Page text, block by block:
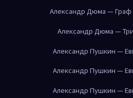
Александр Дюма — Граф
Александр Дюма —
Александр Пушкин —
Александр Пушкин —
Александр Пушкин —